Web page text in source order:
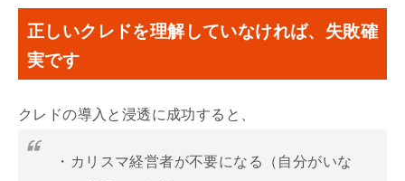
正しいクレドを理解していなければ、失敗確
実です
クレドの導入と浸透に成功すると、
・カリスマ経営者が不要になる（自分がいな